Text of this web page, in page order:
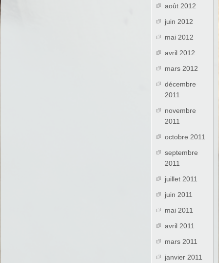
août 2012
juin 2012
mai 2012
avril 2012
mars 2012
décembre
2011
novembre
2011
octobre 2011
septembre
2011
juillet 2011
juin 2011
mai 2011
avril 2011
mars 2011
janvier 2011